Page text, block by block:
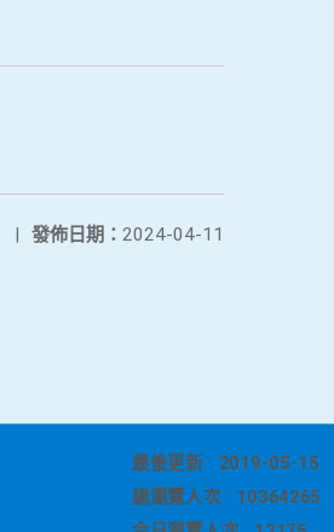
發佈日期： 2024-04-11
|
最後更新
2019-05-15
總瀏覽人次
10364265